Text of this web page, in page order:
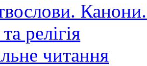
релігія
читання